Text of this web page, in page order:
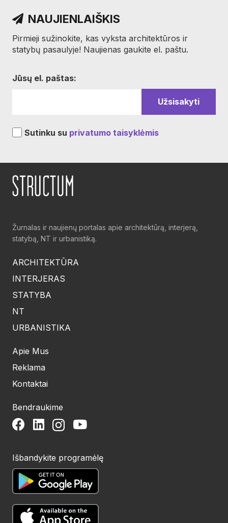
NAUJIENLAIŠKIS
Pirmieji sužinokite, kas vyksta architektūros ir
statybų pasaulyje! Naujienas gaukite el. paštu.
Jūsų el. paštas:
Sutinku su privatumo taisyklėmis
Žurnalas ir naujienų portalas apie architektūrą, interjerą,
statybą, NT ir urbanistiką.
ARCHITEKTŪRA
INTERJERAS
STATYBA
NT
URBANISTIKA
Apie Mus
Reklama
Kontaktai
Bendraukime
Išbandykite programėlę